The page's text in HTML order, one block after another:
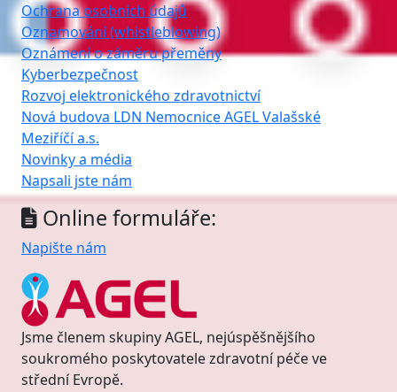
Ochrana osobních údajů
Oznamování (whistleblowing)
Oznámení o záměru přeměny
Kyberbezpečnost
Rozvoj elektronického zdravotnictví
Nová budova LDN Nemocnice AGEL Valašské
Meziříčí a.s.
Novinky a média
Napsali jste nám
Online formuláře:
Napište nám
Jsme členem skupiny AGEL, nejúspěšnějšího
soukromého poskytovatele zdravotní péče ve
střední Evropě.